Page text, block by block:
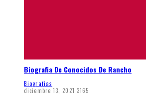
Biografia De Conocidos De Rancho
Biografias
diciembre 13, 2021 3165